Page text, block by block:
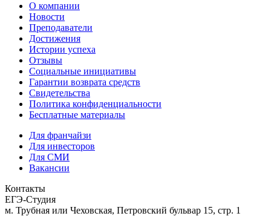
О компании
Новости
Преподаватели
Достижения
Истории успеха
Отзывы
Социальные инициативы
Гарантии возврата средств
Свидетельства
Политика конфиденциальности
Бесплатные материалы
Для франчайзи
Для инвесторов
Для СМИ
Вакансии
Контакты
ЕГЭ-Студия
м. Трубная или Чеховская, Петровский бульвар 15, стр. 1